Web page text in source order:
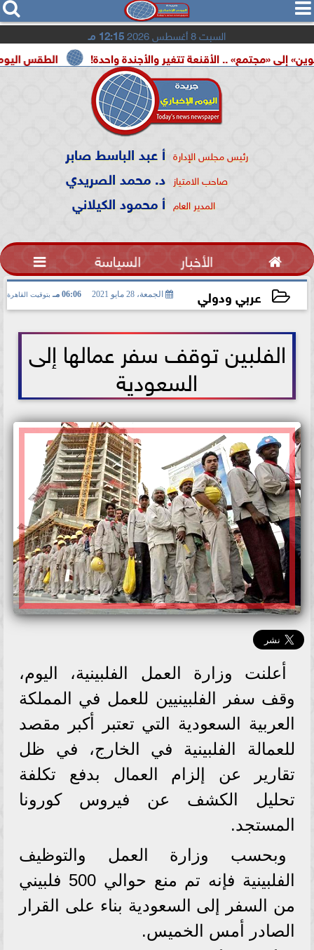
  
السبت 8 أغسطس 2026 12:15 مـ
الطقس اليوم.. شديد .. الأقنعة تتغير والأجندة واحدة!
رئيس مجلس الإدارة أ عبد الباسط صابر
صاحب الامتياز د. محمد الصريدي
المدير العام أ محمود الكيلاني
 الأخبار السياسة 
عربي ودولي الجمعة، 28 مايو 2021 06:06 مـ بتوقيت القاهرة
الفلبين توقف سفر عمالها إلى
السعودية
أعلنت وزارة العمل الفلبينية، اليوم،
وقف سفر الفلبينيين للعمل في المملكة
العربية السعودية التي تعتبر أكبر مقصد
للعمالة الفلبينية في الخارج، في ظل
تقارير عن إلزام العمال بدفع تكلفة
تحليل الكشف عن فيروس كورونا
المستجد.
وبحسب وزارة العمل والتوظيف
الفلبينية فإنه تم منع حوالي 500 فلبيني
من السفر إلى السعودية بناء على القرار
الصادر أمس الخميس.